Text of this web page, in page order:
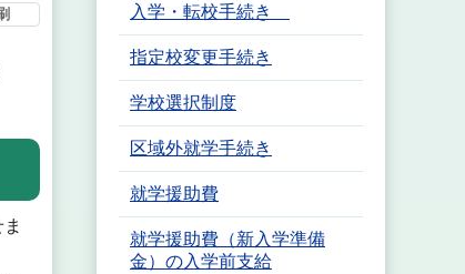
入学・転校手続き
指定校変更手続き
学校選択制度
区域外就学手続き
就学援助費
就学援助費（新入学準備
金）の入学前支給